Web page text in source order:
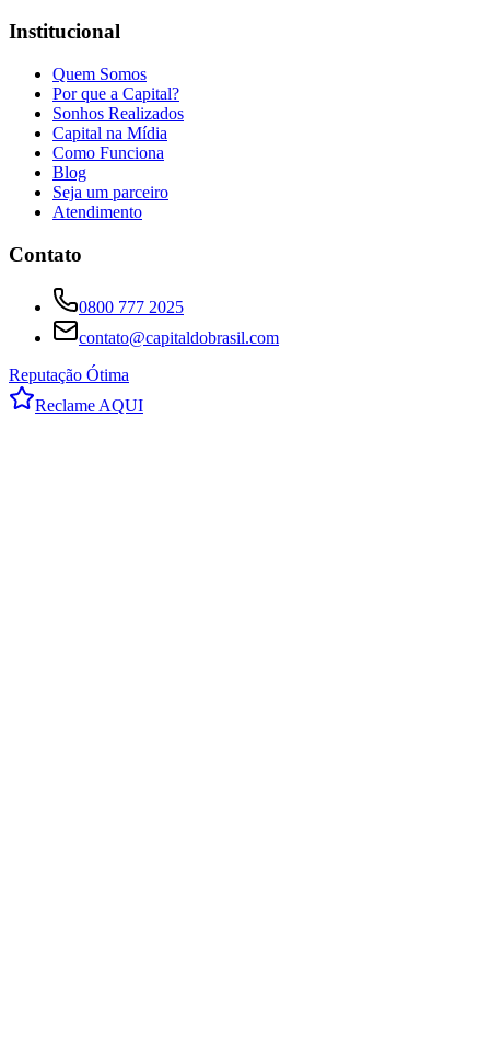
Institucional
Quem Somos
Por que a Capital?
Sonhos Realizados
Capital na Mídia
Como Funciona
Blog
Seja um parceiro
Atendimento
Contato
0800 777 2025
contato@capitaldobrasil.com
Reputação Ótima
Reclame AQUI